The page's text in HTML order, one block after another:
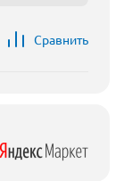
Сравнить